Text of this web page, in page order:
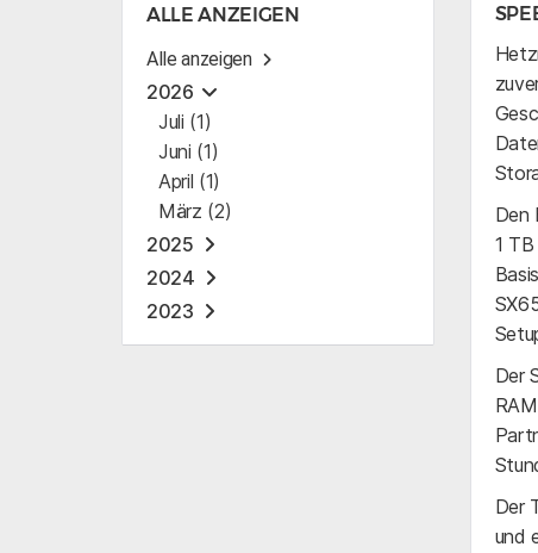
ALLE ANZEIGEN
Alle anzeigen
2026
Juli (1)
Juni (1)
April (1)
März (2)
2025
2024
2023
Den
1
Der
Der
und